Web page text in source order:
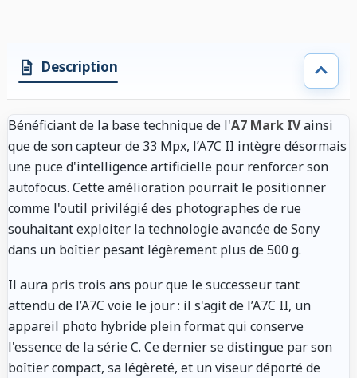
Description
Bénéficiant de la base technique de l'A7 Mark IVainsi
que de son capteur de 33 Mpx, l’A7C II intègre désormais
une puce d'intelligence artificielle pour renforcer son
autofocus. Cette amélioration pourrait le positionner
comme l'outil privilégié des photographes de rue
souhaitant exploiter la technologie avancée de Sony
dans un boîtier pesant légèrement plus de 500 g.
Il aura pris trois ans pour que le successeur tant
attendu de l’A7C voie le jour : il s'agit de l’A7C II, un
appareil photo hybride plein format qui conserve
l'essence de la série C. Ce dernier se distingue par son
boîtier compact, sa légèreté, et un viseur déporté de